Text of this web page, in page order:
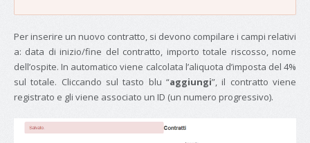
Per inserire un nuovo contratto, si devono compilare i campi relativi
a: data di inizio/fine del contratto, importo totale riscosso, nome
dell’ospite. In automatico viene calcolata l’aliquota d’imposta del 4%
sul totale. Cliccando sul tasto blu “aggiungi”, il contratto viene
registrato e gli viene associato un ID (un numero progressivo).